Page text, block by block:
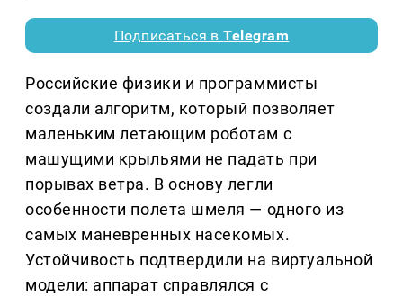
Подписаться вTelegram
Российские физики и программисты
создали алгоритм, который позволяет
маленьким летающим роботам с
машущими крыльями не падать при
порывах ветра. В основу легли
особенности полета шмеля — одного из
самых маневренных насекомых.
Устойчивость подтвердили на виртуальной
модели: аппарат справлялся с